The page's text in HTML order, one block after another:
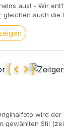
aus! - Wir
gleichen auch die
optische
die Fenster
wird der
gewählten Stil